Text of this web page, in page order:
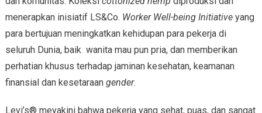
menerapkan inisiatif LS&Co. Worker Well-being Initiativeyang
para bertujuan meningkatkan kehidupan para pekerja di
seluruh Dunia, baik wanita mau pun pria, dan memberikan
perhatian khusus terhadap jaminan kesehatan, keamanan
finansial dan kesetaraan gender.
Levi’s® meyakini bahwa pekerja yang sehat, puas, dan sangat